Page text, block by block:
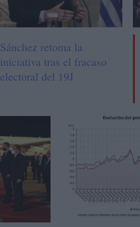
Sánchez retoma la
iniciativa tras el fracaso
electoral del 19J